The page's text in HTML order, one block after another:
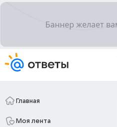
Главная
Моя лента